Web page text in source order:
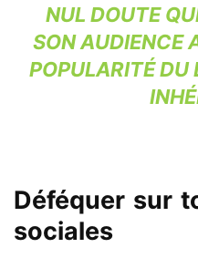
NUL DOUTE
SON AUDIENCE
POPULARITÉ DU
Déféquer sur
sociales